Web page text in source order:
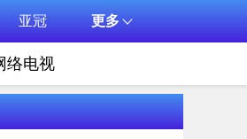
亚冠 更多
络电视